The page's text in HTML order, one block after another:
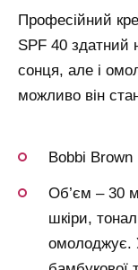
Професійний
SPF 40 здатний
сонця, але і
можливо він
Bobbi Brown
Об’єм – 30
шкіри,
омолоджує.